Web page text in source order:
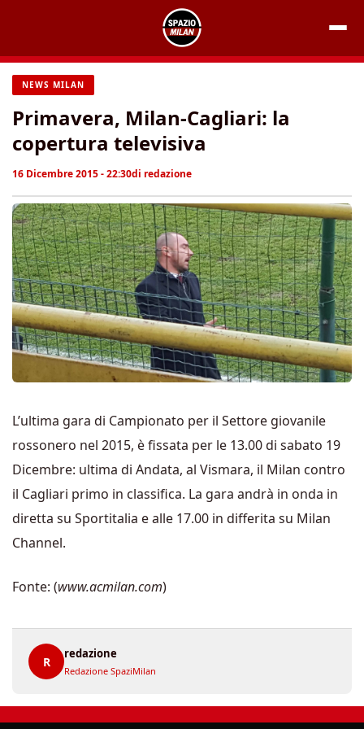
contenuto
NEWS MILAN
Primavera, Milan-Cagliari: la
copertura televisiva
16 Dicembre 2015 - 22:30di redazione
L’ultima gara di Campionato per il Settore giovanile
rossonero nel 2015, è fissata per le 13.00 di sabato 19
Dicembre: ultima di Andata, al Vismara, il Milan contro
il Cagliari primo in classifica. La gara andrà in onda in
diretta su Sportitalia e alle 17.00 in differita su Milan
Channel.
Fonte: (www.acmilan.com)
R
redazione
Redazione SpaziMilan